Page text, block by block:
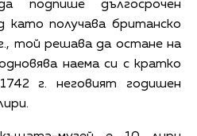
подпише дългосрочен
като получава британско
той решава да остане на
наема си с кратко
г. неговият годишен